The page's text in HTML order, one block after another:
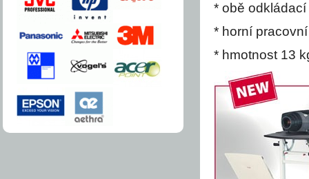
* obě
* horní
* hmotnost 13